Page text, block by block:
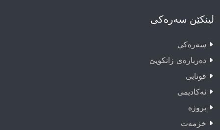
لینکێن سەرەکی
سەرەکى
دەربارەى زانکویێ
قوتابى
ئەکادیمى
پروژە
خزمەت